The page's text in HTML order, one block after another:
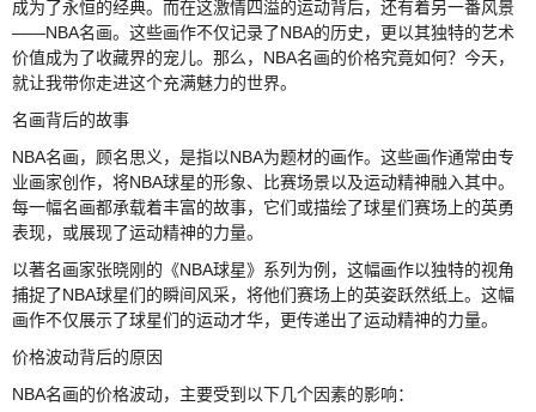
成为了永恒的经典。而在这激情四溢的运动背后，还有着另一番风景
——NBA名画。这些画作不仅记录了NBA的历史，更以其独特的艺术
价值成为了收藏界的宠儿。那么，NBA名画的价格究竟如何？今天，
就让我带你走进这个充满魅力的世界。
名画背后的故事
NBA名画，顾名思义，是指以NBA为题材的画作。这些画作通常由专
业画家创作，将NBA球星的形象、比赛场景以及运动精神融入其中。
每一幅名画都承载着丰富的故事，它们或描绘了球星们赛场上的英勇
表现，或展现了运动精神的力量。
以著名画家张晓刚的《NBA球星》系列为例，这幅画作以独特的视角
捕捉了NBA球星们的瞬间风采，将他们赛场上的英姿跃然纸上。这幅
画作不仅展示了球星们的运动才华，更传递出了运动精神的力量。
价格波动背后的原因
NBA名画的价格波动，主要受到以下几个因素的影响：